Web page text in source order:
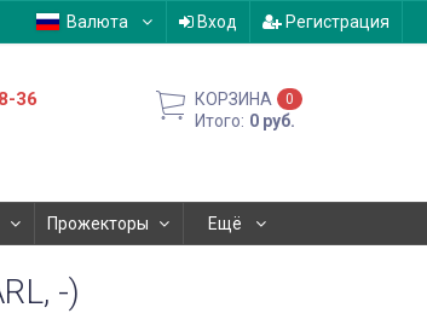
Валюта Вход Регистрация
36 КОРЗИНА 0
Итого: 0 руб.
Прожекторы Ещё
-)